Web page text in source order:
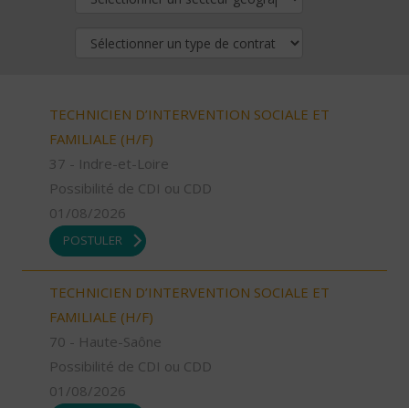
TECHNICIEN D’INTERVENTION SOCIALE ET
FAMILIALE (H/F)
37 - Indre-et-Loire
Possibilité de CDI ou CDD
01/08/2026
POSTULER
TECHNICIEN D’INTERVENTION SOCIALE ET
FAMILIALE (H/F)
70 - Haute-Saône
Possibilité de CDI ou CDD
01/08/2026